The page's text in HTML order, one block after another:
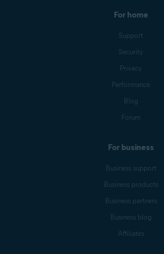
For home
Support
Security
Privacy
Performance
Blog
Forum
For business
Business support
Business products
Business partners
Business blog
Affiliates